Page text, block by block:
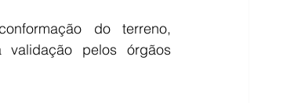
do terreno,
pelos órgãos